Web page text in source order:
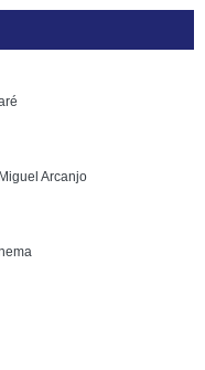
Arcanjo